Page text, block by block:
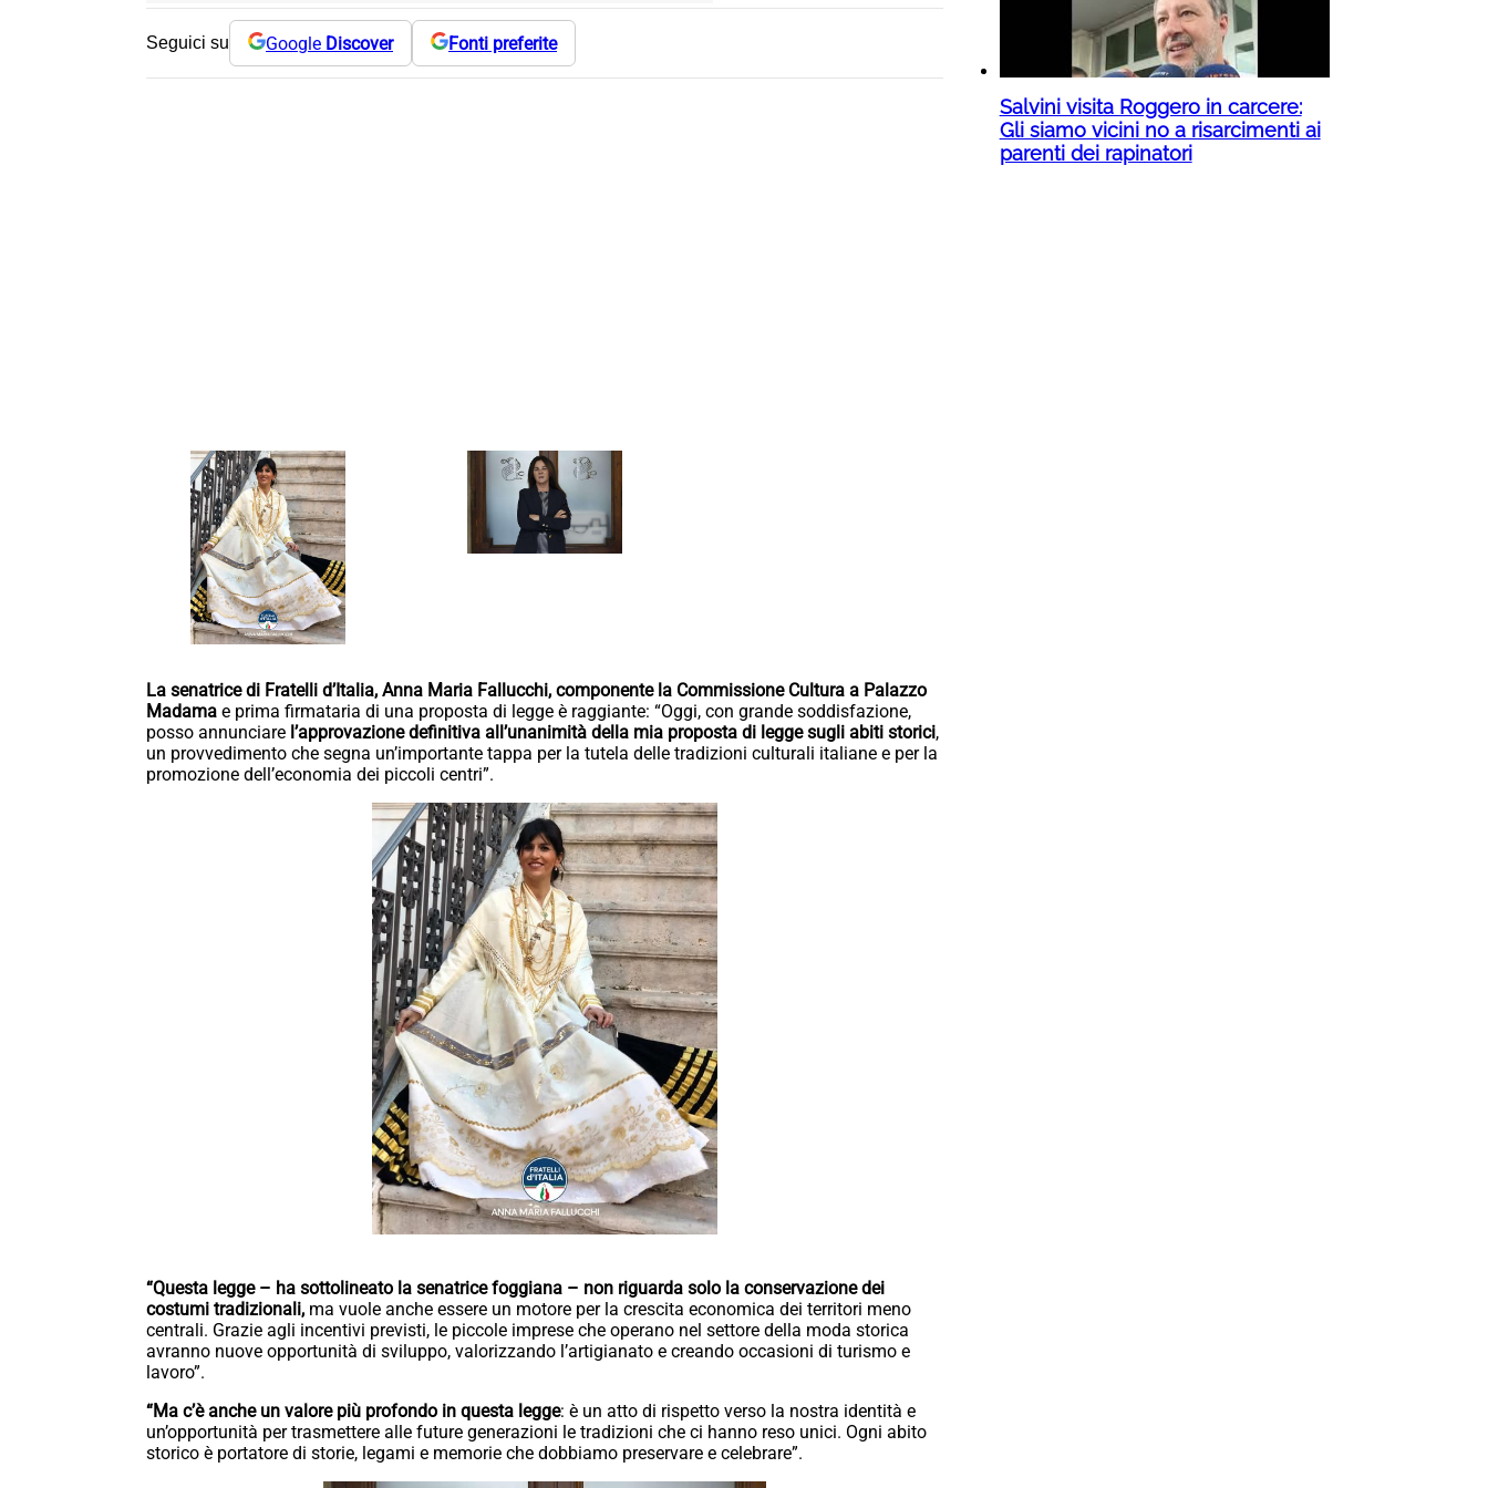
Seguici su Google Discover Fonti preferite
La senatrice di Fratelli d’Italia, Anna Maria Fallucchi, componente la Commissione Cultura a Palazzo
Madama e prima firmataria di una proposta di legge è raggiante: “Oggi, con grande soddisfazione,
posso annunciare l’approvazione definitiva all’unanimità della mia proposta di legge sugli abiti storici,
un provvedimento che segna un’importante tappa per la tutela delle tradizioni culturali italiane e per la
promozione dell’economia dei piccoli centri”.
“Questa legge – ha sottolineato la senatrice foggiana – non riguarda solo la conservazione dei
costumi tradizionali, ma vuole anche essere un motore per la crescita economica dei territori meno
centrali. Grazie agli incentivi previsti, le piccole imprese che operano nel settore della moda storica
avranno nuove opportunità di sviluppo, valorizzando l’artigianato e creando occasioni di turismo e
lavoro”.
“Ma c’è anche un valore più profondo in questa legge: è un atto di rispetto verso la nostra identità e
un’opportunità per trasmettere alle future generazioni le tradizioni che ci hanno reso unici. Ogni abito
storico è portatore di storie, legami e memorie che dobbiamo preservare e celebrare”.
Salvini visita Roggero in carcere:
Gli siamo vicini no a risarcimenti ai
parenti dei rapinatori